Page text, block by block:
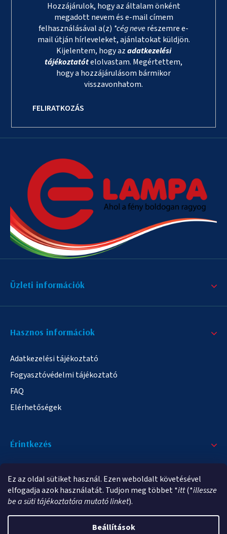
Ez az oldal sütiket használ. Ezen weboldalt követésével
elfogadja azok használatát. Tudjon meg többet *itt(*illessze
be a süti tájékoztatóra mutató linket).
Beállítások
Hozzájárulok, hogy az általam önként
megadott nevem és e-mail címem
felhasználásával a(z) *cég neverészemre e-
mail útján hírleveleket, ajánlatokat küldjön.
Kijelentem, hogy azadatkezelési
tájékoztatótelolvastam. Megértettem,
hogy a hozzájárulásom bármikor
visszavonhatom.
FELIRATKOZÁS
Üzleti információk
Hasznos informáciok
Adatkezelési tájékoztató
Fogyasztóvédelmi tájékoztató
FAQ
Elérhetőségek
Érintkezés
info@elampa.hu